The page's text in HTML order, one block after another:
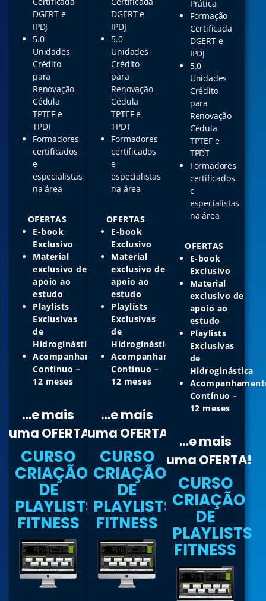
DGERT e
IPDJ
5.0
Unidades
Crédito
para
Renovação
Cédula
TPTEF e
TPDT
Formadores
certificados
e
especialistas
na área
OFERTAS
E-book
Exclusivo
Material
exclusivo de
apoio ao
estudo
Playlists
Exclusivas
de
Hidroginástica
Acompanhamento
Contínuo –
12 meses
…e mais
uma OFERTA!
CURSO
CRIAÇÃO
DE
PLAYLISTS
FITNESS
DGERT e
IPDJ
5.0
Unidades
Crédito
para
Renovação
Cédula
TPTEF e
TPDT
Formadores
certificados
e
especialistas
na área
OFERTAS
E-book
Exclusivo
Material
exclusivo de
apoio ao
estudo
Playlists
Exclusivas
de
Hidroginástica
Acompanhamento
Contínuo –
12 meses
…e mais
uma OFERTA!
CURSO
CRIAÇÃO
DE
PLAYLISTS
FITNESS
Prática
Formação
Certificada
DGERT e
IPDJ
5.0
Unidades
Crédito
para
Renovação
Cédula
TPTEF e
TPDT
Formadores
certificados
e
especialistas
na área
OFERTAS
E-book
Exclusivo
Material
exclusivo de
apoio ao
estudo
Playlists
Exclusivas
de
Hidroginástica
Contínuo –
12 meses
…e mais
uma OFERTA!
CURSO
CRIAÇÃO
DE
PLAYLISTS
FITNESS